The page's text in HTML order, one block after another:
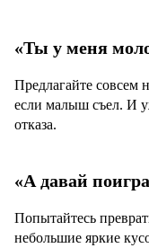
«Ты у меня
Предлагайте совсем
если малыш съел. И
отказа.
«А давай
Попытайтесь
небольшие яркие